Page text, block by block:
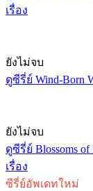
เรื่อง
ยังไม่จบ
ดูซีรี่ย์ Wind-Born
ยังไม่จบ
ดูซีรี่ย์ Blossoms
เรื่อง
ซีรี่ย์อัพเดทใหม่